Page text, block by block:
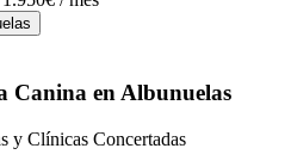
Canina en Albunuelas
y Clínicas Concertadas